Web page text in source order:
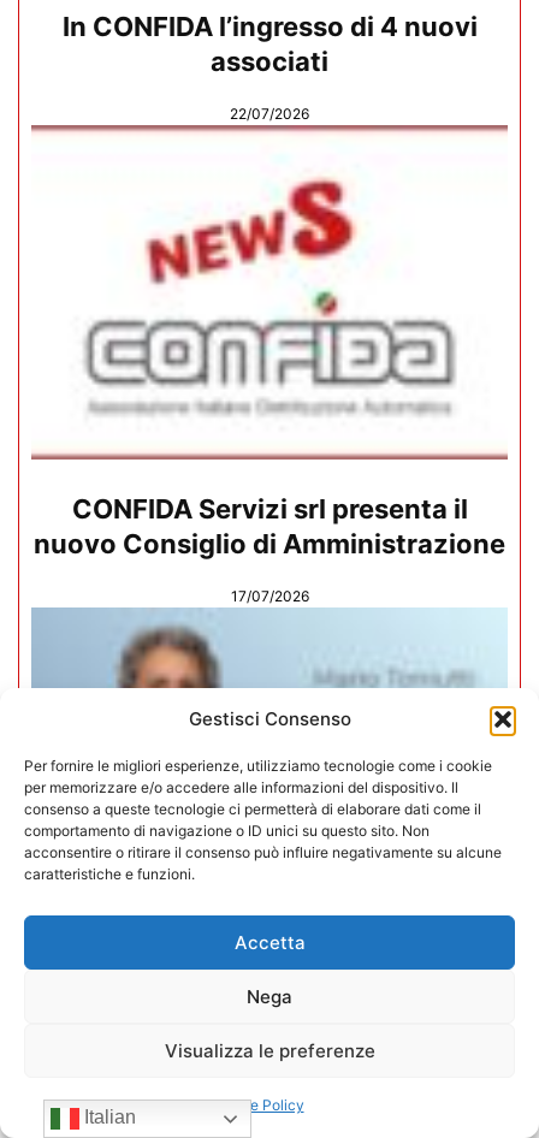
Gestisci Consenso
Per fornire le migliori esperienze, utilizziamo tecnologie come i cookie
per memorizzare e/o accedere alle informazioni del dispositivo. Il
consenso a queste tecnologie ci permetterà di elaborare dati come il
comportamento di navigazione o ID unici su questo sito. Non
acconsentire o ritirare il consenso può influire negativamente su alcune
caratteristiche e funzioni.
Accetta
Nega
Visualizza le preferenze
Cookie Policy
In CONFIDA l’ingresso di 4 nuovi
associati
22/07/2026
CONFIDA Servizi srl presenta il
nuovo Consiglio di Amministrazione
17/07/2026
Mario Toniutti confermato Vice
quadriennio 2026-2030
15/07/2026
Italian